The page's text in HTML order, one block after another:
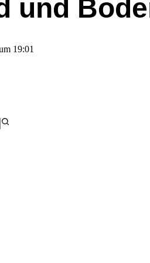
und
19:01